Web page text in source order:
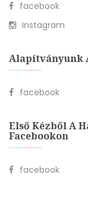
facebook
Instagram
Alapítványunk
facebook
Első Kézből A
Facebookon
facebook